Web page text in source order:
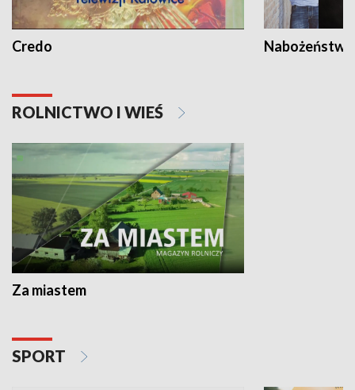
Credo
ROLNICTWO I WIEŚ
Za miastem
SPORT